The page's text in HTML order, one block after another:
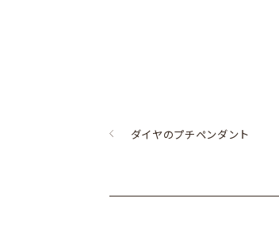
ダイヤのプチペンダント